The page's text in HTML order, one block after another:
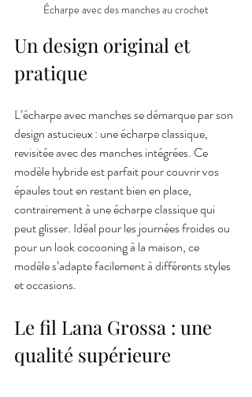
Écharpe avec des manches au crochet
Un design original et
pratique
L’écharpe avec manches se démarque par son
design astucieux : une écharpe classique,
revisitée avec des manches intégrées. Ce
modèle hybride est parfait pour couvrir vos
épaules tout en restant bien en place,
contrairement à une écharpe classique qui
peut glisser. Idéal pour les journées froides ou
pour un look cocooning à la maison, ce
modèle s’adapte facilement à différents styles
et occasions.
Le fil Lana Grossa : une
qualité supérieure